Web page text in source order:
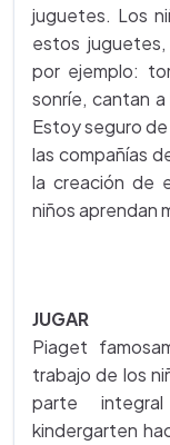
juguetes. Los
estos
por ejemplo:
sonríe, cantan
Estoy seguro
las compañías
la creación de
niños aprendan
JUGAR
Piaget
trabajo de los
parte
kindergarten